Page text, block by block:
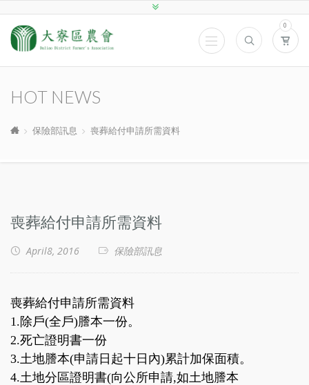
0
HOT NEWS
保險部訊息 喪葬給付申請所需資料
喪葬給付申請所需資料
April8, 2016 保險部訊息
喪葬給付申請所需資料
1.除戶(全戶)謄本一份。
2.死亡證明書一份
3.土地謄本(申請日起十日內)累計加保面積。
4.土地分區證明書(向公所申請,如土地謄本